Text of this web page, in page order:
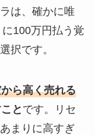
は、確かに唯
に100万円払う覚
択です。
ら高く売れる
とです。リセ
まりに高すぎ